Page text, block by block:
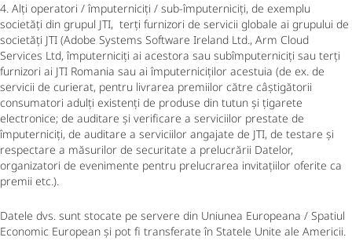
4. Alți operatori / împuterniciți / sub-împuterniciți, de exemplu
societăți din grupul JTI, terți furnizori de servicii globale ai grupului de
societăți JTI (Adobe Systems Software Ireland Ltd., Arm Cloud
Services Ltd, împuterniciți ai acestora sau subîmputerniciți sau terți
furnizori ai JTI Romania sau ai împuterniciților acestuia (de ex. de
servicii de curierat, pentru livrarea premiilor către câștigătorii
consumatori adulți existenți de produse din tutun și țigarete
electronice; de auditare și verificare a serviciilor prestate de
împuterniciți, de auditare a serviciilor angajate de JTI, de testare și
respectare a măsurilor de securitate a prelucrării Datelor,
organizatori de evenimente pentru prelucrarea invitațiilor oferite ca
premii etc.).
Datele dvs. sunt stocate pe servere din Uniunea Europeana / Spatiul
Economic European și pot fi transferate în Statele Unite ale Americii.